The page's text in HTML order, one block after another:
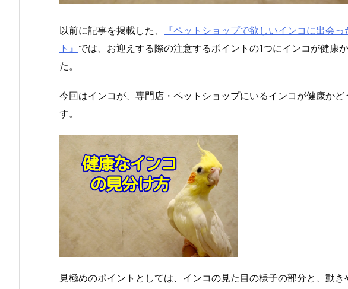
以前に記事を掲載した、
『ペットショップで欲しいインコに出会
ト』 では、お迎えする際の注意するポイントの1つにインコが健康
た。
今回はインコが、専門店・ ペットショップにいるインコが健康か
す。
見極めのポイントとしては、インコの見た目の様子の部分と、動